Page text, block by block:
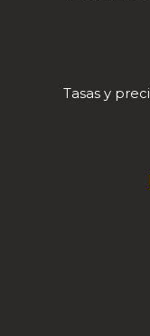
Tasas y